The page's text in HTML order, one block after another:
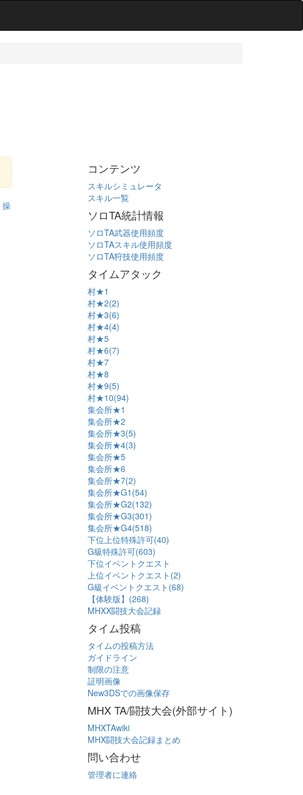
操
コンテンツ
スキルシミュレータ
スキル一覧
ソロTA統計情報
ソロTA武器使用頻度
ソロTAスキル使用頻度
ソロTA狩技使用頻度
タイムアタック
村★1
村★2(2)
村★3(6)
村★4(4)
村★5
村★6(7)
村★7
村★8
村★9(5)
村★10(94)
集会所★1
集会所★2
集会所★3(5)
集会所★4(3)
集会所★5
集会所★6
集会所★7(2)
集会所★G1(54)
集会所★G2(132)
集会所★G3(301)
集会所★G4(518)
下位上位特殊許可(40)
G級特殊許可(603)
下位イベントクエスト
上位イベントクエスト(2)
G級イベントクエスト(68)
【体験版】(268)
MHXX闘技大会記録
タイム投稿
タイムの投稿方法
ガイドライン
制限の注意
証明画像
New3DSでの画像保存
MHX TA/闘技大会(外部サイト)
MHXTAwiki
MHX闘技大会記録まとめ
問い合わせ
管理者に連絡